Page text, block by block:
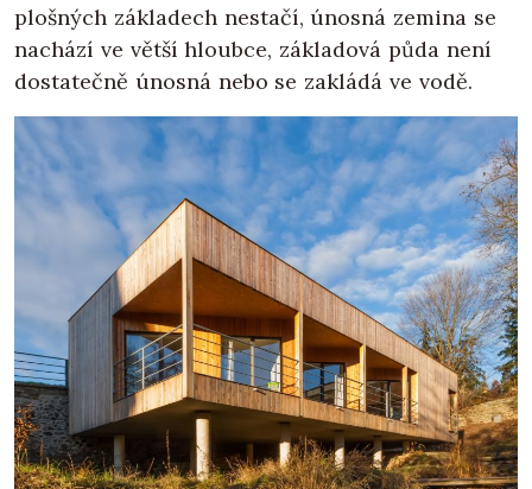
plošných základech nestačí, únosná zemina se
nachází ve větší hloubce, základová půda není
dostatečně únosná nebo se zakládá ve vodě.